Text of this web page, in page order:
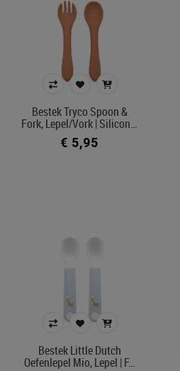
Belgisch product
Bestek Tryco Spoon &
Fork, Lepel/vork | Silicon…
€ 5,95
Bestek Little Dutch
Oefenlepel Mio, Lepel | F…